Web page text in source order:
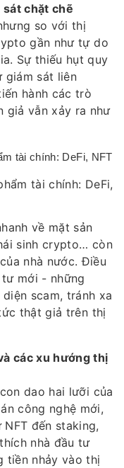
chặt chẽ
so với thị
gần như tự do
Sự thiếu hụt quy
giám sát liên
hành các trò
giả vẫn xảy ra như
tài chính: DeFi,
về mặt sản
sinh crypto… còn
nhà nước. Điều
mới - những
scam, tránh xa
thật giả trên thị
các xu hướng thị
dao hai lưỡi của
công nghệ mới,
đến staking,
nhà đầu tư
tiền nhảy vào thị